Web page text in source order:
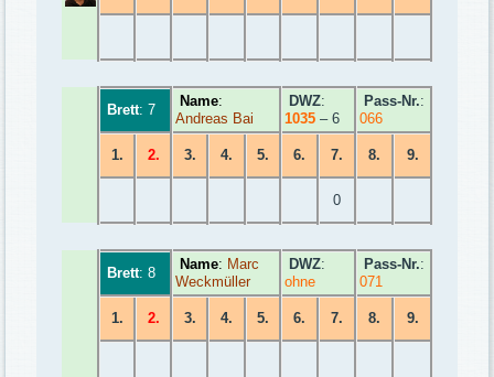
Brett: 7
Name:
Andreas Bai
DWZ:
1035 – 6
Pass-Nr.:
066
1. 2. 3. 4. 5. 6. 7. 8. 9.
0
Brett: 8
Name: Marc
Weckmüller
DWZ:
ohne
Pass-Nr.:
071
1. 2. 3. 4. 5. 6. 7. 8. 9.